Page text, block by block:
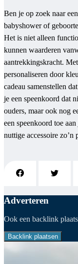
Ben je op zoek naar
babyshower of
Het is niet alleen
kunnen waarderen
aantrekkingskracht.
personaliseren door
cadeau samenstellen
je een speenkoord dat
ouders, maar ook nog
een speenkoord toe
nuttige accessoire zo’n
Adverteren
Ook een backlink
Backlink plaatsen